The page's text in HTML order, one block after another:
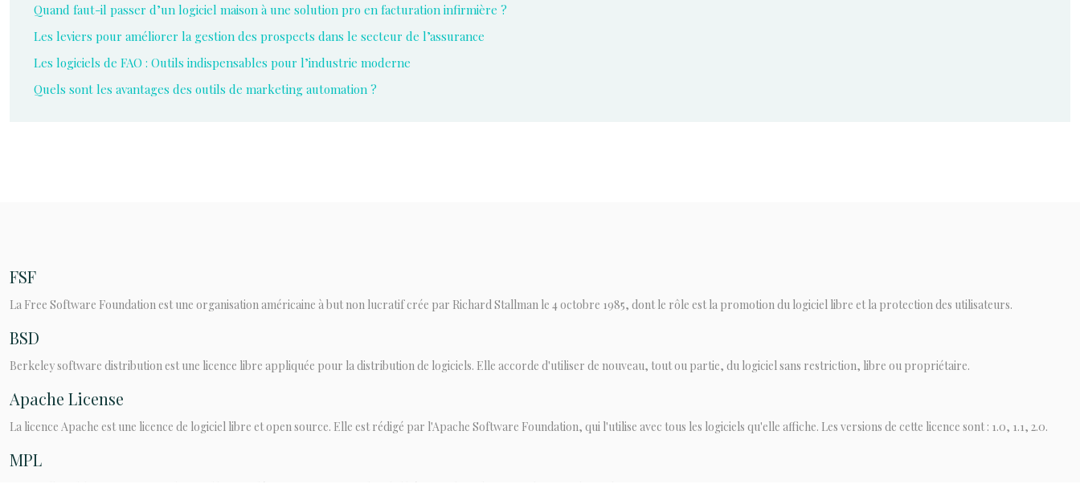
Quand faut-il passer d’un logiciel maison à une solution pro en facturation infirmière ?
Les leviers pour améliorer la gestion des prospects dans le secteur de l’assurance
Les logiciels de FAO : Outils indispensables pour l’industrie moderne
Quels sont les avantages des outils de marketing automation ?
FSF
La Free Software Foundation est une organisation américaine à but non lucratif crée par Richard Stallman le 4 octobre 1985, dont le rôle est la promotion du logiciel libre et la protection des utilisateurs.
BSD
Berkeley software distribution est une licence libre appliquée pour la distribution de logiciels. Elle accorde d'utiliser de nouveau, tout ou partie, du logiciel sans restriction, libre ou propriétaire.
Apache License
La licence Apache est une licence de logiciel libre et open source. Elle est rédigé par l'Apache Software Foundation, qui l'utilise avec tous les logiciels qu'elle affiche. Les versions de cette licence sont : 1.0, 1.1, 2.0.
MPL
La Mozilla Public License est une licence libre fondée par Netscape pendant la libération du code source de ce qui devait devenir Netscape Communicator 5 en mars 1998.